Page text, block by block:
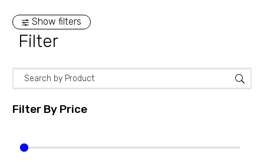
Show filters
Filter
Filter By Price